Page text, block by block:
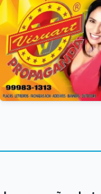
proporções
do Livro promove